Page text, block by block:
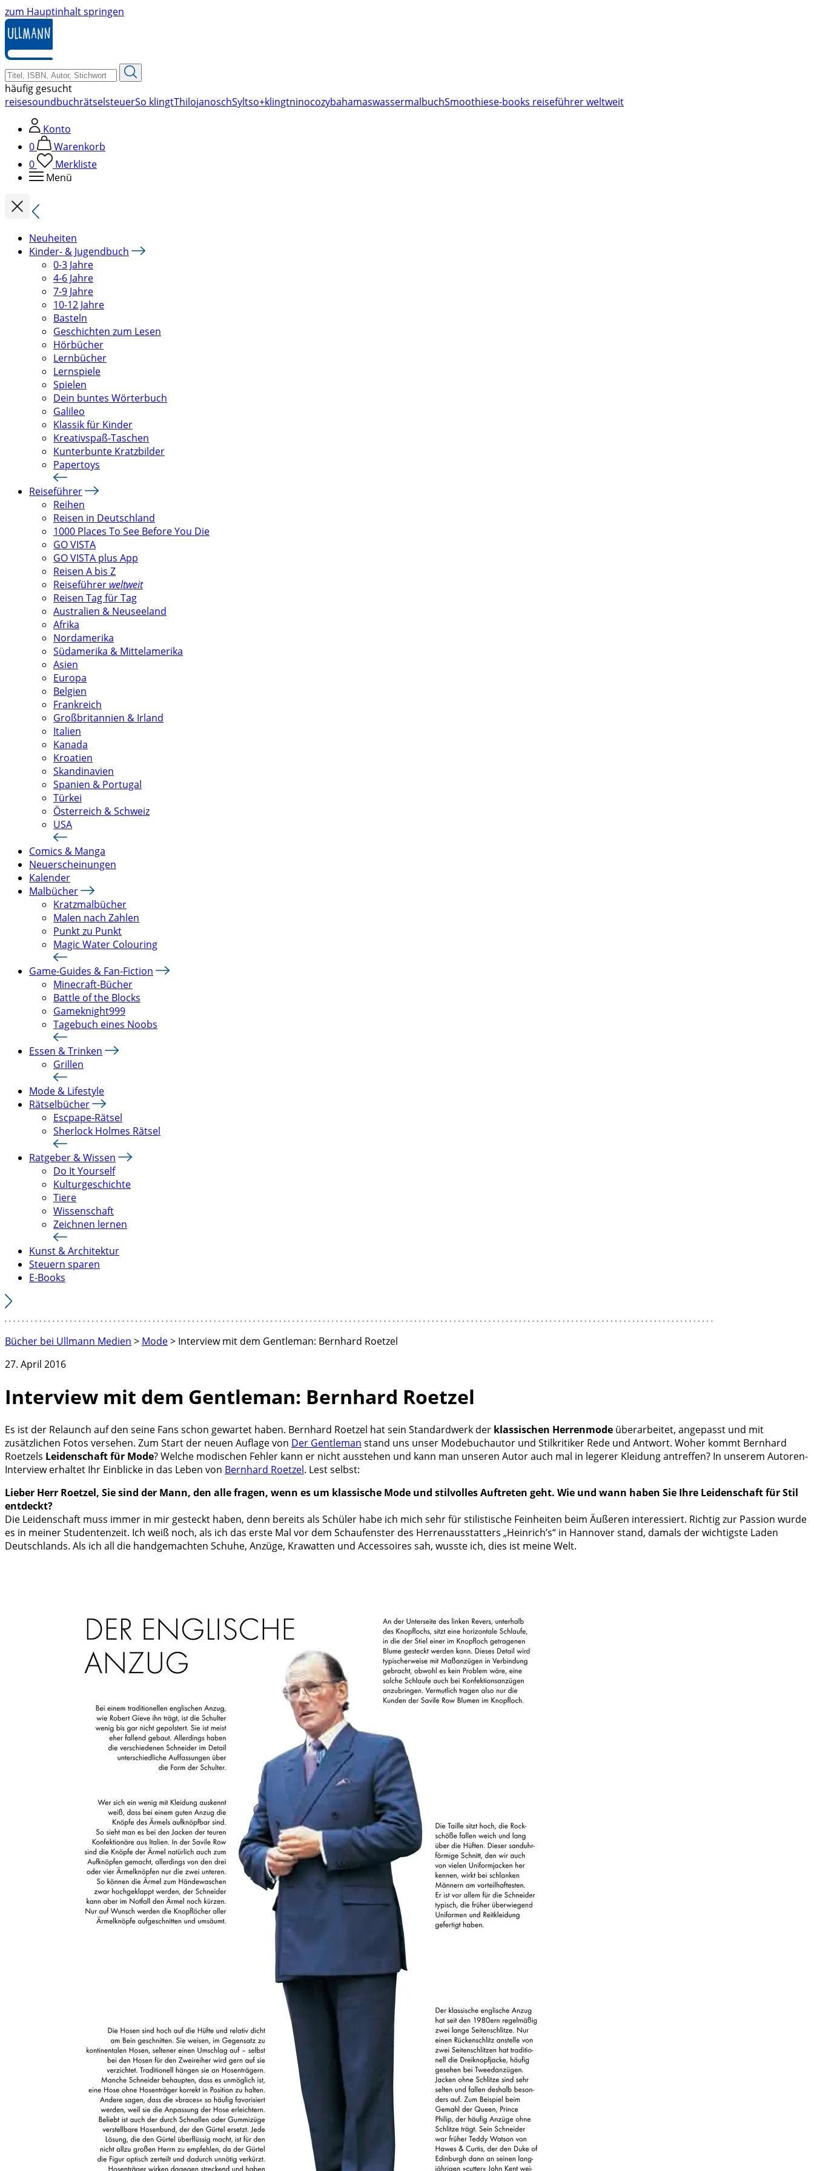
zum Hauptinhalt springen
häufig gesucht
reisesoundbuchrätselsteuerSo klingtThilojanoschSyltso+klingtninocozybahamaswassermalbuchSmoothiese-books reiseführer weltweit
Konto
0
Warenkorb
0
Merkliste
Menü
Neuheiten
Kinder- & Jugendbuch
0-3 Jahre
4-6 Jahre
7-9 Jahre
10-12 Jahre
Basteln
Geschichten zum Lesen
Hörbücher
Lernbücher
Lernspiele
Spielen
Dein buntes Wörterbuch
Galileo
Klassik für Kinder
Kreativspaß-Taschen
Kunterbunte Kratzbilder
Papertoys
Reiseführer
Reihen
Reisen in Deutschland
1000 Places To See Before You Die
GO VISTA
GO VISTA plus App
Reisen A bis Z
Reiseführer weltweit
Reisen Tag für Tag
Australien & Neuseeland
Afrika
Nordamerika
Südamerika & Mittelamerika
Asien
Europa
Belgien
Frankreich
Großbritannien & Irland
Italien
Kanada
Kroatien
Skandinavien
Spanien & Portugal
Türkei
Österreich & Schweiz
USA
Comics & Manga
Neuerscheinungen
Kalender
Malbücher
Kratzmalbücher
Malen nach Zahlen
Punkt zu Punkt
Magic Water Colouring
Game-Guides & Fan-Fiction
Minecraft-Bücher
Battle of the Blocks
Gameknight999
Tagebuch eines Noobs
Essen & Trinken
Grillen
Mode & Lifestyle
Rätselbücher
Escpape-Rätsel
Sherlock Holmes Rätsel
Ratgeber & Wissen
Do It Yourself
Kulturgeschichte
Tiere
Wissenschaft
Zeichnen lernen
Kunst & Architektur
Steuern sparen
E-Books
Bücher bei Ullmann Medien > Mode> Interview mit dem Gentleman: Bernhard Roetzel
27. April 2016
Interview mit dem Gentleman: Bernhard Roetzel
Es ist der Relaunch auf den seine Fans schon gewartet haben. Bernhard Roetzel hat sein Standardwerk der klassischen Herrenmode überarbeitet, angepasst und mit
zusätzlichen Fotos versehen. Zum Start der neuen Auflage von Der Gentleman stand uns unser Modebuchautor und Stilkritiker Rede und Antwort. Woher kommt Bernhard
Roetzels Leidenschaft für Mode? Welche modischen Fehler kann er nicht ausstehen und kann man unseren Autor auch mal in legerer Kleidung antreffen? In unserem Autoren-
Interview erhaltet Ihr Einblicke in das Leben von Bernhard Roetzel. Lest selbst:
Lieber Herr Roetzel, Sie sind der Mann, den alle fragen, wenn es um klassische Mode und stilvolles Auftreten geht. Wie und wann haben Sie Ihre Leidenschaft für Stil
entdeckt?
Die Leidenschaft muss immer in mir gesteckt haben, denn bereits als Schüler habe ich mich sehr für stilistische Feinheiten beim Äußeren interessiert. Richtig zur Passion wurde
es in meiner Studentenzeit. Ich weiß noch, als ich das erste Mal vor dem Schaufenster des Herrenausstatters „Heinrich’s“ in Hannover stand, damals der wichtigste Laden
Deutschlands. Als ich all die handgemachten Schuhe, Anzüge, Krawatten und Accessoires sah, wusste ich, dies ist meine Welt.